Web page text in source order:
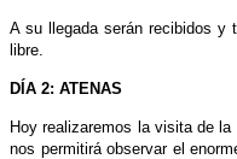
A su llegada serán recibidos y
libre.
DÍA 2: ATENAS
Hoy realizaremos la visita de
nos permitirá observar el